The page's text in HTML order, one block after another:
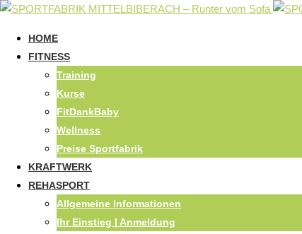
HOME
FITNESS
Training
Kurse
FitDankBaby
Wellness
Preise Sportfabrik
KRAFTWERK
REHASPORT
Allgemeine Informationen
Ihr Einstieg | Anmeldung